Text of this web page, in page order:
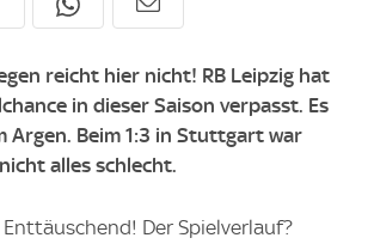
reicht hier nicht! RB Leipzig hat
in dieser Saison verpasst. Es
Argen. Beim 1:3 in Stuttgart war
alles schlecht.
Enttäuschend! Der Spielverlauf?